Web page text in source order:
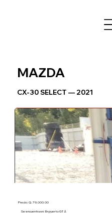
Precio: Q. 79,000.00
Se encuentra en: En puerto GT ⚓
MAZDA
CX-30 SELECT — 2021